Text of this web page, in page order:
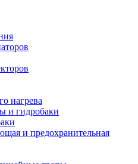
нагрева
и гидробаки
и предохранительная